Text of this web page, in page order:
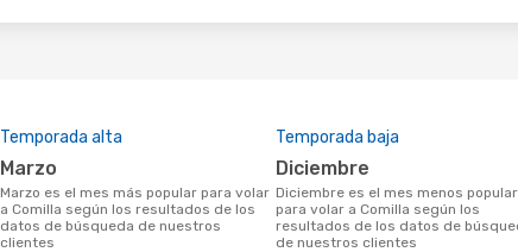
Temporada alta
marzo
marzo es el mes más popular para volar
a Comilla según los resultados de los
datos de búsqueda de nuestros
clientes
Temporada baja
diciembre
diciembre es el mes menos popular
para volar a Comilla según los
resultados de los datos de
de nuestros clientes